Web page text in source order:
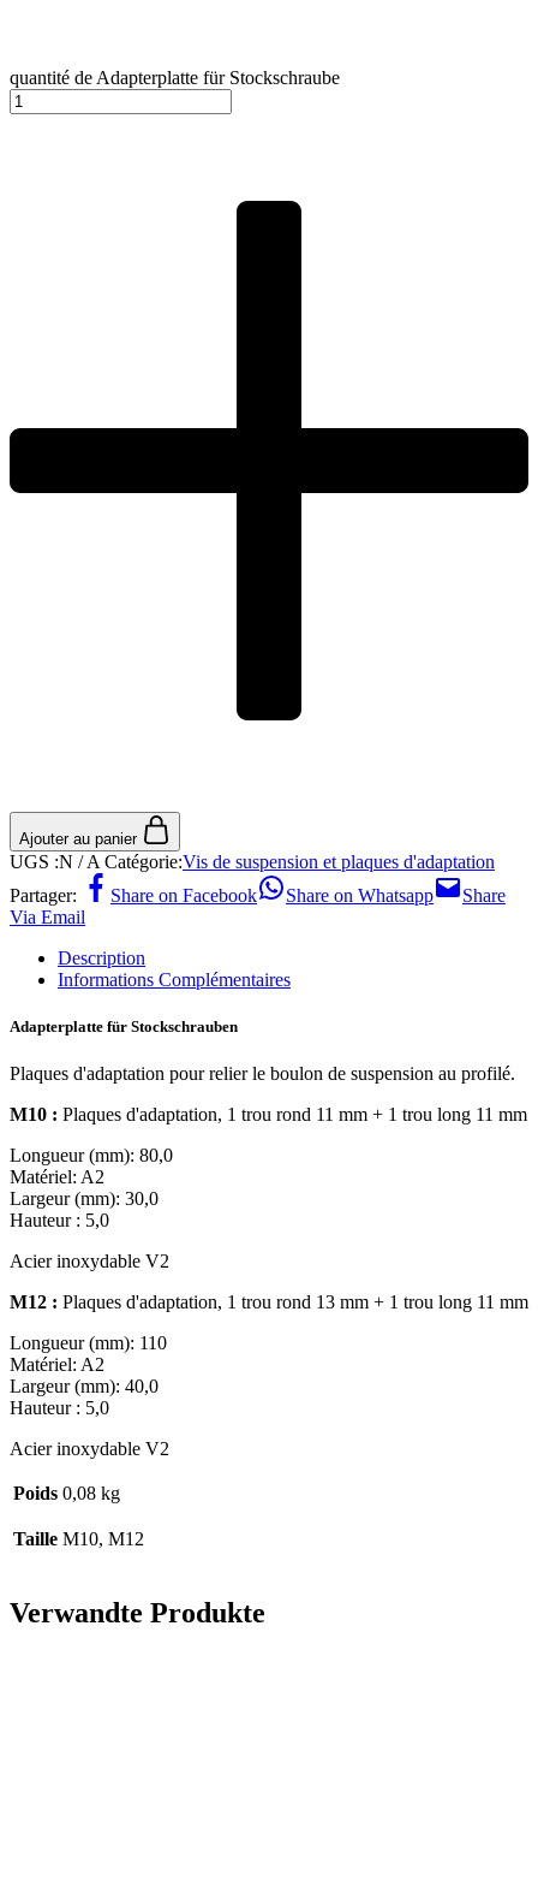
quantité de Adapterplatte für Stockschraube
Ajouter au panier
UGS :N / A Catégorie:Vis de suspension et plaques d'adaptation
Partager:
Share on Facebook Share on Whatsapp
Share
Via Email
Description
Informations Complémentaires
Adapterplatte für Stockschrauben
Plaques d'adaptation pour relier le boulon de suspension au profilé.
M10 : Plaques d'adaptation, 1 trou rond 11 mm + 1 trou long 11 mm
Longueur (mm): 80,0
Matériel: A2
Largeur (mm): 30,0
Hauteur : 5,0
Acier inoxydable V2
M12 : Plaques d'adaptation, 1 trou rond 13 mm + 1 trou long 11 mm
Longueur (mm): 110
Matériel: A2
Largeur (mm): 40,0
Hauteur : 5,0
Acier inoxydable V2
Poids 0,08 kg
Taille M10, M12
Verwandte Produkte